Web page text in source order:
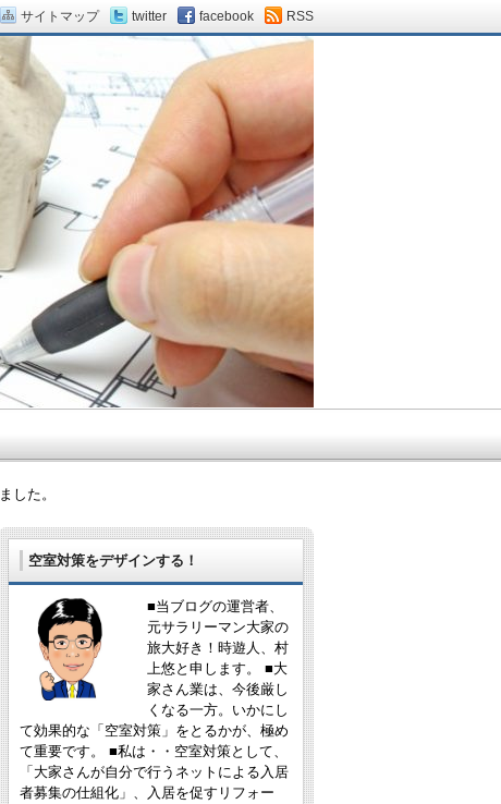
空室対策をデザインする！
■当ブログの運営者、
元サラリーマン大家の
旅大好き！時遊人、村
上悠と申します。 ■大
家さん業は、今後厳し
くなる一方。いかにし
て効果的な「空室対策」をとるかが、極め
て重要です。 ■私は・・空室対策として、
「大家さんが自分で行うネットによる入居
者募集の仕組化」、入居を促すリフォー
した。
サイトマップ twitter facebook RSS